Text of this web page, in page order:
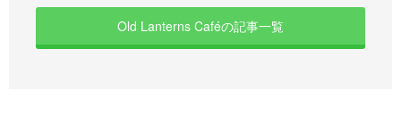
Old Lanterns Caféの記事一覧